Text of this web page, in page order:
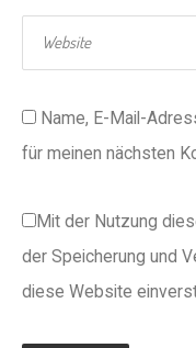
Name, E-Mail-
für meinen nächsten
Mit der Nutzung
der Speicherung und
diese Website